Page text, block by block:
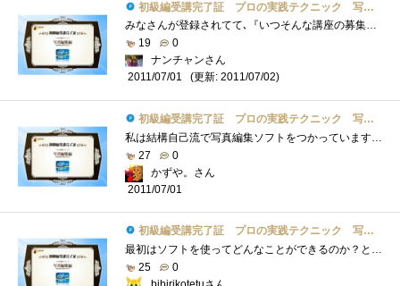
初級編受講完了証 プロの実践テクニック 写真編集編
みなさんが登録されてて､『いつそんな講座の募集あったっけ!?』って思いました｡そういうことだったんですね(^^ゞPaintShopは昔から使っていて､...
19
0
ナンチャンさん
2011/07/01
(更新: 2011/07/02)
初級編受講完了証 プロの実践テクニック 写真編集編
私は結構自己流で写真編集ソフトをつかっていますが、こうやって編集方法を詳しく説明してくれるのも面白いですね！そしてなにやら受講完了�...
27
0
かずや。さん
2011/07/01
初級編受講完了証 プロの実践テクニック 写真編集編
最初はソフトを使ってどんなことができるのか？と思いつつもボート眺めただけでしたがよくよく写真を見て解説を読むうちにそのセンスとソフ�...
25
0